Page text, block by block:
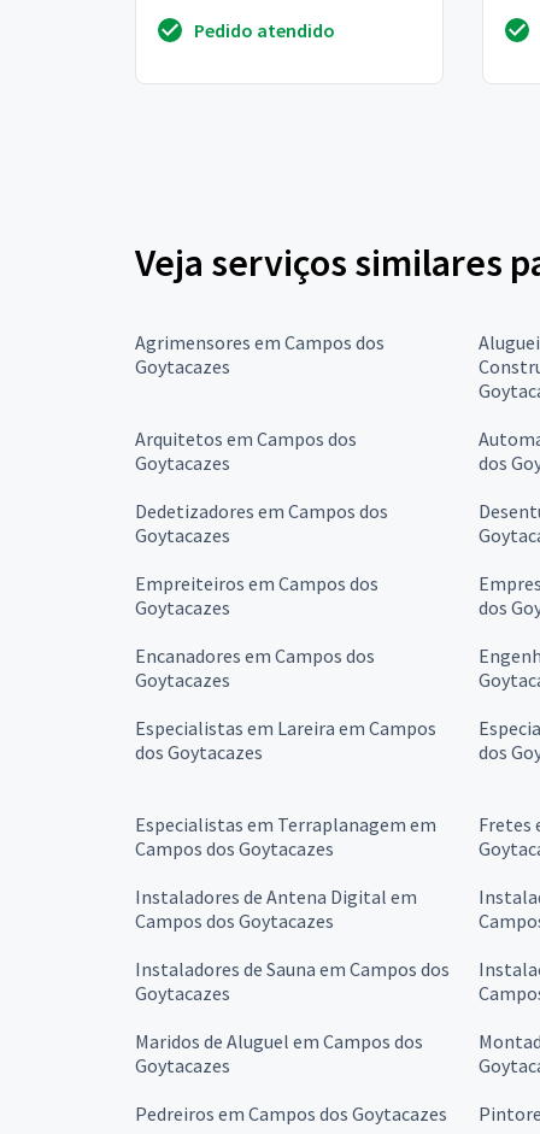
Pedido atendido
Veja serviços similares
Agrimensores em Campos dos
Goytacazes
Arquitetos em Campos dos
Goytacazes
dos
Dedetizadores em Campos dos
Goytacazes
Empreiteiros em Campos dos
Goytacazes
dos
Encanadores em Campos dos
Goytacazes
Especialistas em Lareira em Campos
dos Goytacazes
dos
Especialistas em Terraplanagem em
Campos dos Goytacazes
Fretes
Instaladores de Antena Digital em
Campos dos Goytacazes
Instaladores de Sauna em Campos dos
Goytacazes
Maridos de Aluguel em Campos dos
Goytacazes
Pedreiros em Campos dos Goytacazes